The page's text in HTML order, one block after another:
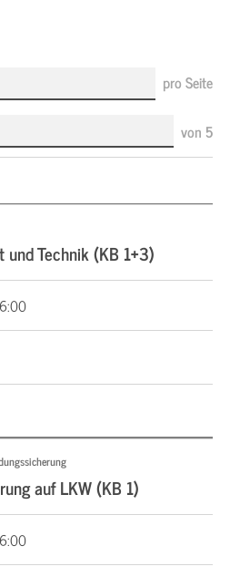
pro Seite
von 5
und Technik (KB 1+3)
auf LKW (KB 1)